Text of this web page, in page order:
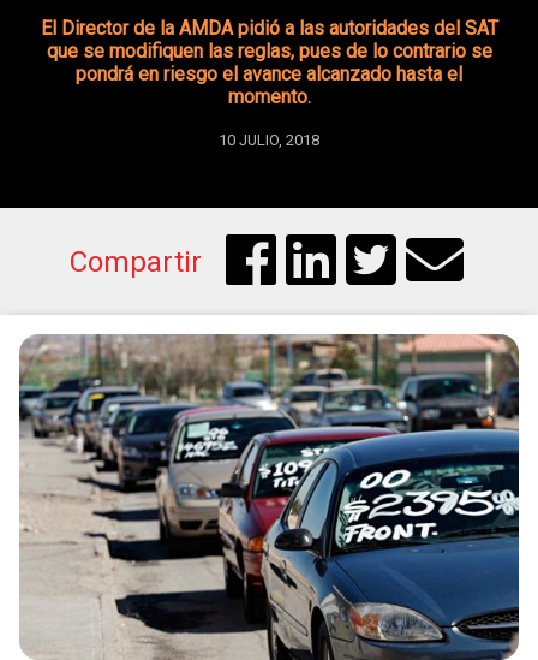
El Director de la AMDA pidió a las autoridades del SAT
que se modifiquen las reglas, pues de lo contrario se
pondrá en riesgo el avance alcanzado hasta el
momento.
10 JULIO, 2018
Compartir